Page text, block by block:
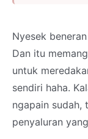
Nyesek
Dan itu
untuk
sendiri haha.
ngapain sudah,
penyaluran